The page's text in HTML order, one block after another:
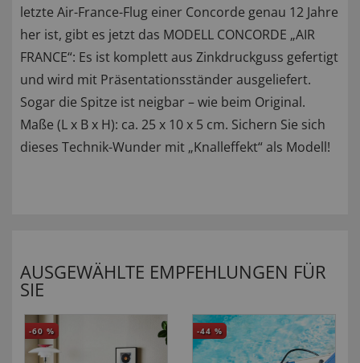
letzte Air-France-Flug einer Concorde genau 12 Jahre
her ist, gibt es jetzt das MODELL CONCORDE „AIR
FRANCE“: Es ist komplett aus Zinkdruckguss gefertigt
und wird mit Präsentationsständer ausgeliefert.
Sogar die Spitze ist neigbar – wie beim Original.
Maße (L x B x H): ca. 25 x 10 x 5 cm. Sichern Sie sich
dieses Technik-Wunder mit „Knalleffekt“ als Modell!
AUSGEWÄHLTE EMPFEHLUNGEN FÜR
SIE
-60 % -44 %